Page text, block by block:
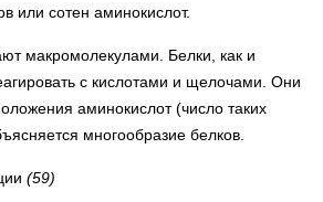
или сотен аминокислот.
макромолекулами. Белки, как и
с кислотами и щелочами. Они
аминокислот (число таких
многообразие белков.
(59)